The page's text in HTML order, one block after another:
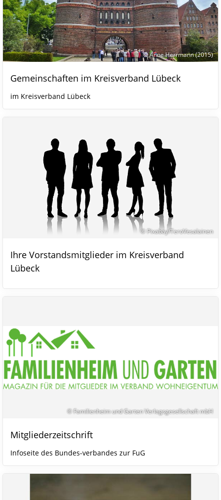
© Anne Herrmann (2015)
Gemeinschaften im Kreisverband Lübeck
im Kreisverband Lübeck
© Pixabay/TeroVesalainen
Ihre Vorstandsmitglieder im Kreisverband
Lübeck
© Familienheim und Garten Verlagsgesellschaft mbH
Mitgliederzeitschrift
Infoseite des Bundes-verbandes zur FuG